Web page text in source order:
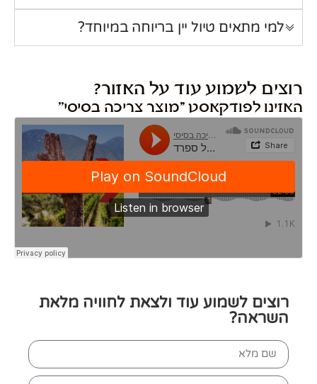
למי מתאים טיול יין בריוחה במיוחד?
רוצים לשמוע עוד על האזור?
האזינו לפודקאסט ''מוצר צריכה בסיסי''
רוצים לשמוע עוד ולצאת לחוויה מלאת
השראה?